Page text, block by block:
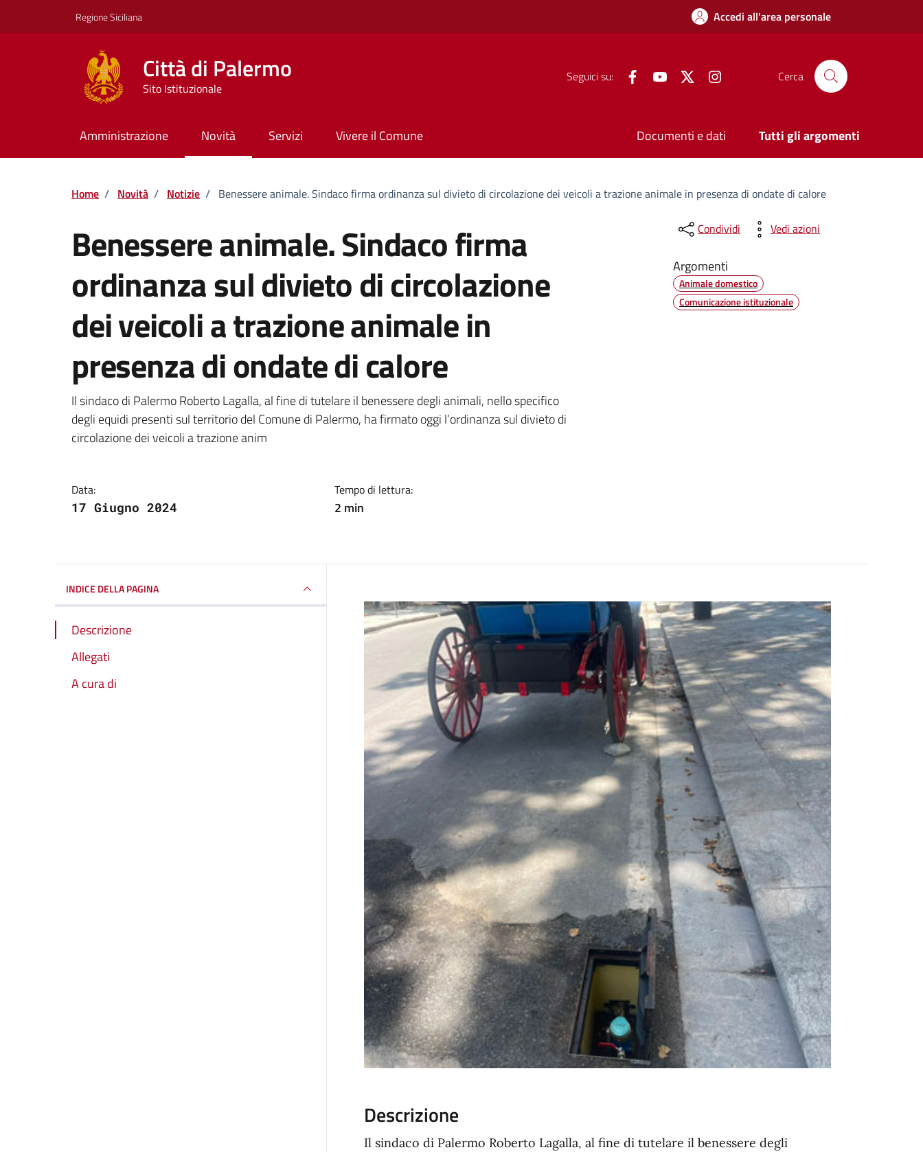
Regione Siciliana Accedi all'area personale
Città di Palermo
Sito Istituzionale
Seguici su: FacebookYouTube Twitter Cerca
Amministrazione Novità Servizi Vivere il Comune Documenti e dati Tutti gli argomenti
Home / Novità / Notizie / Benessere animale. Sindaco firma ordinanza sul divieto di circolazione dei veicoli a trazione animale in presenza di ondate di calore
Benessere animale. Sindaco firma
ordinanza sul divieto di circolazione
dei veicoli a trazione animale in
presenza di ondate di calore
Dettagli della notizia
Il sindaco di Palermo Roberto Lagalla, al fine di tutelare il benessere degli animali, nello specifico
degli equidi presenti sul territorio del Comune di Palermo, ha firmato oggi l’ordinanza sul divieto di
circolazione dei veicoli a trazione anim
Data:
17 Giugno 2024
Tempo di lettura:
2 min
Condividi Vedi azioni
Argomenti
Animale domestico
Comunicazione istituzionale
INDICE DELLA PAGINA
Descrizione
Allegati
A cura di
Descrizione
Il sindaco di Palermo Roberto Lagalla, al fine di tutelare il benessere degli